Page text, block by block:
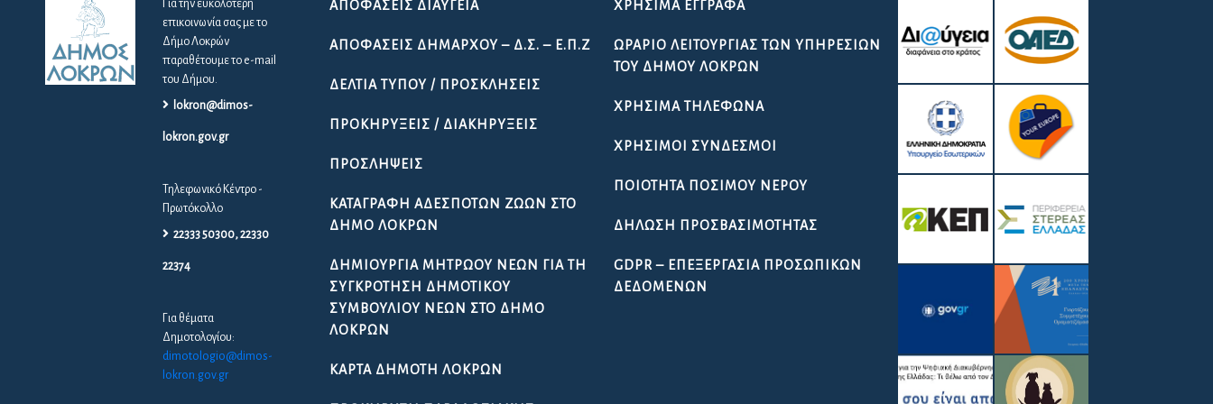
Για την ευκολότερη
επικοινωνία σας με το
Δήμο Λοκρών
παραθέτουμε το e-mail
του Δήμου.
lokron@dimos-
lokron.gov.gr
Τηλεφωνικό Κέντρο -
Πρωτόκολλο
22333 50300, 22330
22374
Για θέματα
Δημοτολογίου:
dimotologio@dimos-
lokron.gov.gr
ΑΠΟΦΆΣΕΙΣ ΔΙΑΎΓΕΙΑ
ΑΠΟΦΆΣΕΙΣ ΔΗΜΆΡΧΟΥ – Δ.Σ. – Ε.Π.Ζ
ΔΕΛΤΊΑ ΤΎΠΟΥ / ΠΡΟΣΚΛΉΣΕΙΣ
ΠΡΟΚΗΡΎΞΕΙΣ / ΔΙΑΚΗΡΎΞΕΙΣ
ΠΡΟΣΛΉΨΕΙΣ
ΚΑΤΑΓΡΑΦΉ ΑΔΈΣΠΟΤΩΝ ΖΏΩΝ ΣΤΟ
ΔΉΜΟ ΛΟΚΡΏΝ
ΔΗΜΙΟΥΡΓΊΑ ΜΗΤΡΏΟΥ ΝΈΩΝ ΓΙΑ ΤΗ
ΣΥΓΚΡΌΤΗΣΗ ΔΗΜΟΤΙΚΟΎ
ΣΥΜΒΟΥΛΊΟΥ ΝΈΩΝ ΣΤΟ ΔΉΜΟ
ΛΟΚΡΏΝ
ΚΆΡΤΑ ΔΗΜΌΤΗ ΛΟΚΡΏΝ
ΧΡΉΣΙΜΑ ΈΓΓΡΑΦΑ
ΩΡΆΡΙΟ ΛΕΙΤΟΥΡΓΊΑΣ ΤΩΝ ΥΠΗΡΕΣΙΏΝ
ΤΟΥ ΔΉΜΟΥ ΛΟΚΡΏΝ
ΧΡΉΣΙΜΑ ΤΗΛΈΦΩΝΑ
ΧΡΉΣΙΜΟΙ ΣΎΝΔΕΣΜΟΙ
ΠΟΙΌΤΗΤΑ ΠΌΣΙΜΟΥ ΝΕΡΟΎ
ΔΉΛΩΣΗ ΠΡΟΣΒΑΣΙΜΌΤΗΤΑΣ
GDPR – ΕΠΕΞΕΡΓΑΣΙΑ ΠΡΟΣΩΠΙΚΩΝ
ΔΕΔΟΜΕΝΩΝ